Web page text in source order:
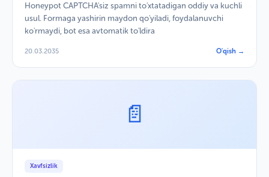
Honeypot CAPTCHA'siz spamni to'xtatadigan oddiy va kuchli
usul. Formaga yashirin maydon qo'yiladi, foydalanuvchi
ko'rmaydi, bot esa avtomatik to'ldira
20.03.2035 O'qish →
📄
Xavfsizlik